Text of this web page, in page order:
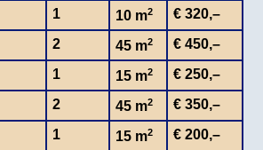
1 10 m2
€ 320,–
2 45 m2
€ 450,–
1 15 m2
€ 250,–
2 45 m2
€ 350,–
1 15 m2 € 200,–